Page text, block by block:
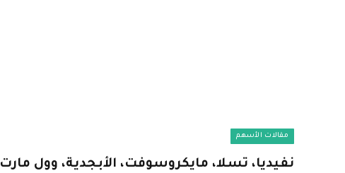
مقالات الأسهم
نفيديا، تسلا، مايكروسوفت، الأبجدية، وول مارت